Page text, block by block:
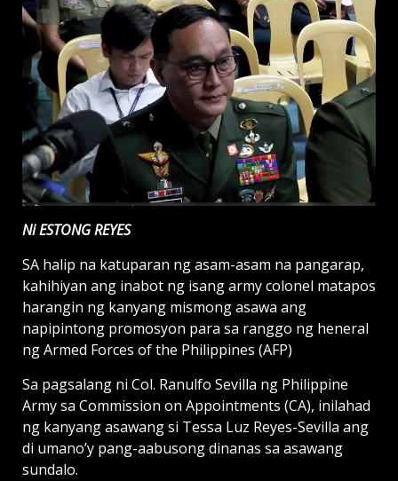
Ni ESTONG REYES
SA halip na katuparan ng asam-asam na pangarap,
kahihiyan ang inabot ng isang army colonel matapos
harangin ng kanyang mismong asawa ang
napipintong promosyon para sa ranggo ng heneral
ng Armed Forces of the Philippines (AFP)
Sa pagsalang ni Col. Ranulfo Sevilla ng Philippine
Army sa Commission on Appointments (CA), inilahad
ng kanyang asawang si Tessa Luz Reyes-Sevilla ang
di umano’y pang-aabusong dinanas sa asawang
sundalo.